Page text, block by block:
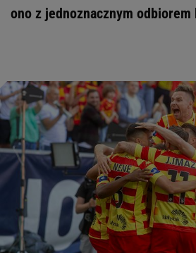
ono z jednoznacznym odbiorem